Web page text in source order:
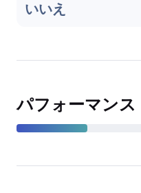
いいえ
パフォーマンス